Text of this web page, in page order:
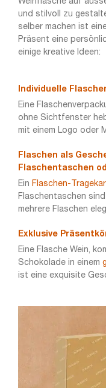
und stilvoll zu
selber machen ist
Präsent eine
einige kreative Ideen:
Individuelle
Eine
ohne Sichtfenster
mit einem Logo oder
Flaschen als
Flaschentaschen
Ein Flaschen-
Flaschentaschen
mehrere Flaschen
Exklusive
Eine Flasche Wein,
Schokolade in einem
ist eine exquisite